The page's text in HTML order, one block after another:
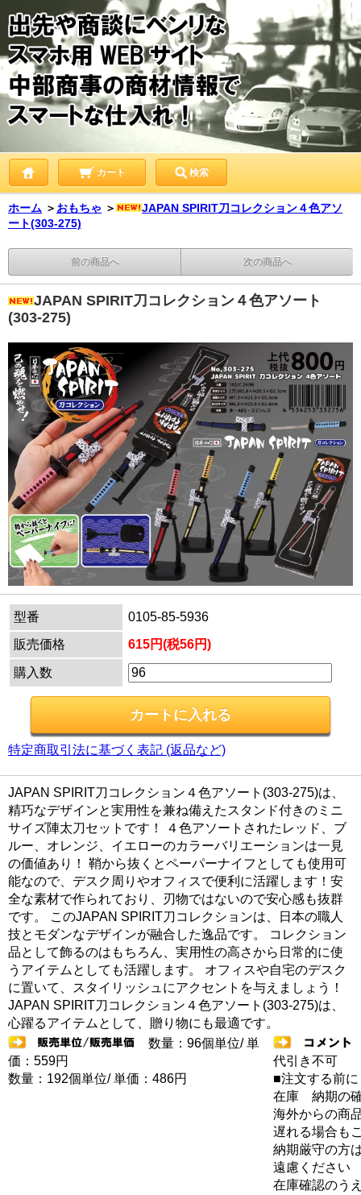
カート 検索
ホーム ＞ おもちゃ ＞
JAPAN SPIRIT刀コレクション４色アソ
ート(303-275)
前の商品へ 次の商品へ
JAPAN SPIRIT刀コレクション４色アソート
(303-275)
型番
0105-85-5936
販売価格
615円(税56円)
購入数
特定商取引法に基づく表記 (返品など)
JAPAN SPIRIT刀コレクション４色アソート(303-275)は、
精巧なデザインと実用性を兼ね備えたスタンド付きのミニ
サイズ陣太刀セットです！ ４色アソートされたレッド、ブ
ルー、オレンジ、イエローのカラーバリエーションは一見
の価値あり！ 鞘から抜くとペーパーナイフとしても使用可
能なので、デスク周りやオフィスで便利に活躍します！安
全な素材で作られており、刃物ではないので安心感も抜群
です。 このJAPAN SPIRIT刀コレクションは、日本の職人
技とモダンなデザインが融合した逸品です。 コレクション
品として飾るのはもちろん、実用性の高さから日常的に使
うアイテムとしても活躍します。 オフィスや自宅のデスク
に置いて、スタイリッシュにアクセントを与えましょう！
JAPAN SPIRIT刀コレクション４色アソート(303-275)は、
心躍るアイテムとして、贈り物にも最適です。
数量：96個単位/ 単
価：559円
数量：192個単位/ 単価：486円
代引き不可
■注文する前に
在庫 納期の
海外からの商
遅れる場合も
納期厳守の方
遠慮ください
在庫確認のう